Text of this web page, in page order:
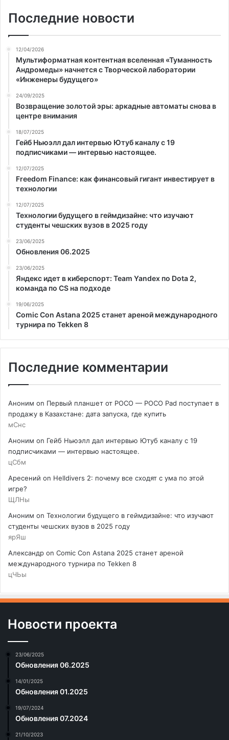
Последние новости
12/04/2026
Мультиформатная контентная вселенная «Туманность
Андромеды» начнется с Творческой лаборатории
«Инженеры будущего»
24/09/2025
Возвращение золотой эры: аркадные автоматы снова в
центре внимания
18/07/2025
Гейб Ньюэлл дал интервью Ютуб каналу с 19
подписчиками — интервью настоящее.
12/07/2025
Freedom Finance: как финансовый гигант инвестирует в
технологии
12/07/2025
Технологии будущего в геймдизайне: что изучают
студенты чешских вузов в 2025 году
23/06/2025
Обновления 06.2025
23/06/2025
Яндекс идет в киберспорт: Team Yandex по Dota 2,
команда по CS на подходе
19/06/2025
Comic Con Astana 2025 станет ареной международного
турнира по Tekken 8
Последние комментарии
Аноним on Первый планшет от POCO — POCO Pad поступает в
продажу в Казахстане: дата запуска, где купить
мСнс
Аноним on Гейб Ньюэлл дал интервью Ютуб каналу с 19
подписчиками — интервью настоящее.
цСбм
Аресений on Helldivers 2: почему все сходят с ума по этой
игре?
ЩЛНы
Аноним on Технологии будущего в геймдизайне: что изучают
студенты чешских вузов в 2025 году
ярЯш
Александр on Comic Con Astana 2025 станет ареной
международного турнира по Tekken 8
цЧЬы
Новости проекта
23/06/2025
Обновления 06.2025
14/01/2025
Обновления 01.2025
19/07/2024
Обновления 07.2024
21/10/2023